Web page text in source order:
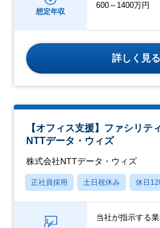
想定年収
600～1400万円
詳しく見る
【オフィス支援】ファシリテ
NTTデータ・ウィズ
株式会社NTTデータ・ウィズ
正社員採用 土日祝休み 休日
当社が指示する